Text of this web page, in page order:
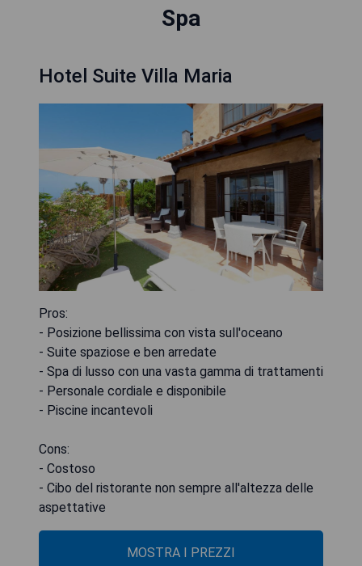
Spa
Hotel Suite Villa Maria
Pros:
- Posizione bellissima con vista sull'oceano
- Suite spaziose e ben arredate
- Spa di lusso con una vasta gamma di trattamenti
- Personale cordiale e disponibile
- Piscine incantevoli
Cons:
- Costoso
- Cibo del ristorante non sempre all'altezza delle
aspettative
MOSTRA I PREZZI